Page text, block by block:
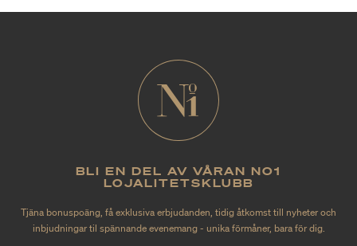
BLI EN DEL AV VÅRAN NO1
LOJALITETSKLUBB
Tjäna bonuspoäng, få exklusiva erbjudanden, tidig åtkomst till nyheter och
inbjudningar til spännande evenemang - unika förmåner, bara för dig.